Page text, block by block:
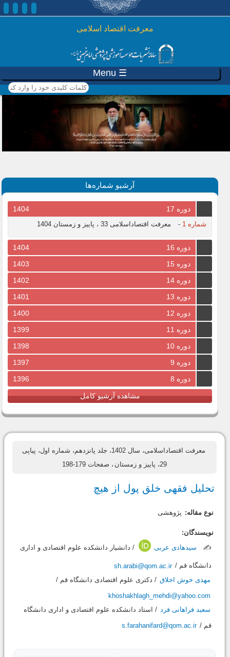
رفتن به محتوای اصلی
معرفت اقتصاد اسلامی
☰ Menu
کلمات کلیدی خود را وارد
کنید
آرشیو شماره‌ها
دوره 17 1404
شماره 1 - معرفت اقتصاداسلامی 33 ، پاییز و زمستان 1404
دوره 16
1404
دوره 15
1403
دوره 14
1402
دوره 13
1401
دوره 12
1400
دوره 11
1399
دوره 10
1398
دوره 9
1397
دوره 8
1396
مشاهده آرشیو کامل
معرفت اقتصاداسلامی، سال 1402، جلد پانزدهم، شماره اول، پیاپی
29، پاییز و زمستان
، صفحات 179-198
تحلیل فقهی خلق پول از هیچ
نوع مقاله: پژوهشی
نویسندگان:
✍️
سیدهادی عربی / دانشیار دانشکده علوم اقتصادی و اداری
دانشگاه قم / sh.arabi@qom.ac.ir
مهدی خوش اخلاق / دکتری علوم اقتصادی دانشگاه قم /
khoshakhlagh_mehdi@yahoo.com
سعید فراهانی فرد / استاد دانشکده علوم اقتصادی و اداری دانشگاه
قم / s.farahanifard@qom.ac.ir